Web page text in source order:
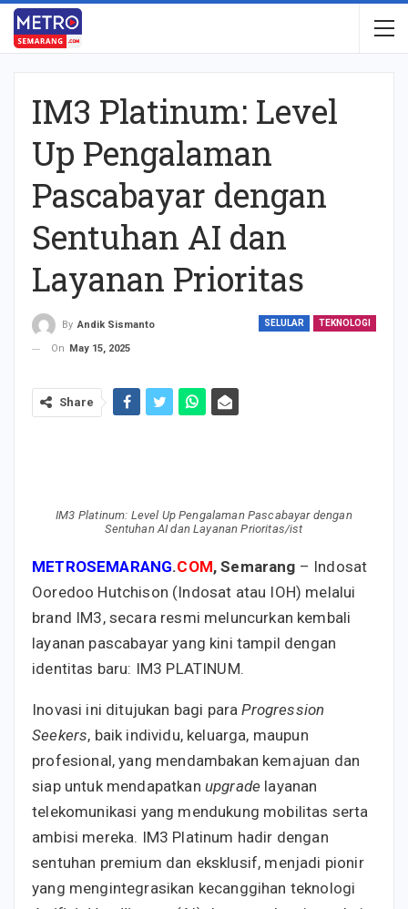
IM3 Platinum: Level
Up Pengalaman
Pascabayar dengan
Sentuhan AI dan
Layanan Prioritas
SELULAR TEKNOLOGI
By Andik Sismanto
On
May 15, 2025
Share
IM3 Platinum: Level Up Pengalaman Pascabayar dengan
Sentuhan AI dan Layanan Prioritas/ist
METROSEMARANG.COM, Semarang – Indosat
Ooredoo Hutchison (Indosat atau IOH) melalui
brand IM3, secara resmi meluncurkan kembali
layanan pascabayar yang kini tampil dengan
identitas baru: IM3 PLATINUM.
Inovasi ini ditujukan bagi paraProgression
Seekers, baik individu, keluarga, maupun
profesional, yang mendambakan kemajuan dan
siap untuk mendapatkan upgrade layanan
telekomunikasi yang mendukung mobilitas serta
ambisi mereka. IM3 Platinum hadir dengan
sentuhan premium dan eksklusif, menjadi pionir
yang mengintegrasikan kecanggihan teknologi